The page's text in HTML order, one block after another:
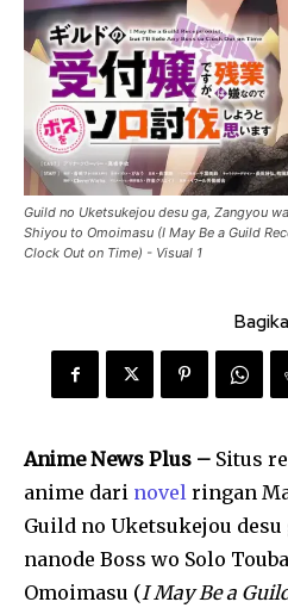
Guild no Uketsukejou desu ga, Zangyou
Shiyou to Omoimasu (I May Be a Guild
Clock Out on Time) - Visual 1
Anime News Plus – Situs
anime dari novel ringan
Guild no Uketsukejou desu
nanode Boss wo Solo
Omoimasu (I May Be a